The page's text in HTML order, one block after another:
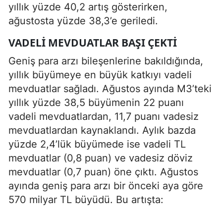
yıllık yüzde 40,2 artış gösterirken,
ağustosta yüzde 38,3’e geriledi.
VADELI MEVDUATLAR BAŞI ÇEKTI
Geniş para arzı bileşenlerine bakıldığında,
yıllık büyümeye en büyük katkıyı vadeli
mevduatlar sağladı. Ağustos ayında M3’teki
yıllık yüzde 38,5 büyümenin 22 puanı
vadeli mevduatlardan, 11,7 puanı vadesiz
mevduatlardan kaynaklandı. Aylık bazda
yüzde 2,4’lük büyümede ise vadeli TL
mevduatlar (0,8 puan) ve vadesiz döviz
mevduatlar (0,7 puan) öne çıktı. Ağustos
ayında geniş para arzı bir önceki aya göre
570 milyar TL büyüdü. Bu artışta: